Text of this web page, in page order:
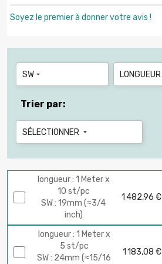
Soyez le premier à donner votre avis !
SW  LONGUEUR
Trier par:
SÉLECTIONNER 
longueur : 1 Meter x
10 st/pc
SW : 19mm (≈3/4
inch)
1 482,96 €
longueur : 1 Meter x
5 st/pc
SW : 24mm (≈15/16
1 183,08 €